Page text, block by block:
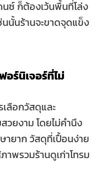
ซ์ ก็ต้องเว้นพื้นที่โล่ง
นนั้นร้านจะขาดจุดแข็ง
อร์นิเจอร์ที่ไม่
ลือกวัสดุและ
วยงาม โดยไม่คำนึง
ยาก วัสดุที่เปื้อนง่าย
าพรวมร้านดูเก่าโทรม